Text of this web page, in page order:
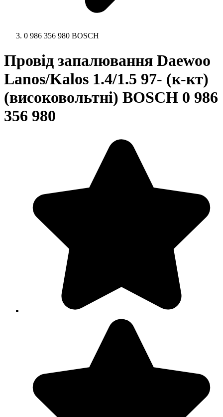
0 986 356 980 BOSCH
Провід запалювання Daewoo
Lanos/Kalos 1.4/1.5 97- (к-кт)
(високовольтні) BOSCH 0 986
356 980